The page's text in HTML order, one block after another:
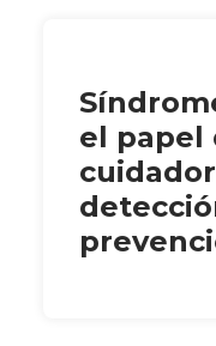
el papel